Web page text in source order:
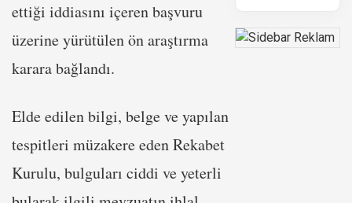
ettiği iddiasını içeren başvuru
üzerine yürütülen ön araştırma
karara bağlandı.
Elde edilen bilgi, belge ve yapılan
tespitleri müzakere eden Rekabet
Kurulu, bulguları ciddi ve yeterli